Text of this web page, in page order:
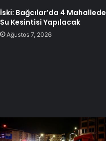
İski: Bağcılar’da 4 Mahallede
Su Kesintisi Yapılacak
Ağustos 7, 2026